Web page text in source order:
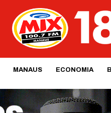
MANAUS ECONOMIA